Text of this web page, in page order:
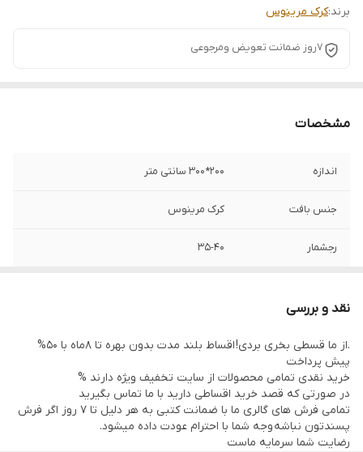
برند:کرک مرینوس
7روز ضمانت تعویض ومرجوعی
مشخصات
اندازه 200*300 سانتی متر
جنس بافت کرک مرینوس
رجشمار 35-40
وضعیت کالا
نقد و بررسی
.از ما قسطی بخری بردی! اقساط بلند مدت بدون بهره تا 8ماه با 50%
پیش پرداخت
خرید نقدی تمامی محصولات از سایت تخفیف ویژه دارند %
در صورتی که قصد خرید اقساطی دارید با ما تماس بگیرید
تمامی فرش های گالری ما با ضمانت کتبی به هر دلیل تا 7 روز اگر فرش
پسندتون نباشه وجه شما با احترام عودت داده میشود.
رضایت شما سرمایه ماست